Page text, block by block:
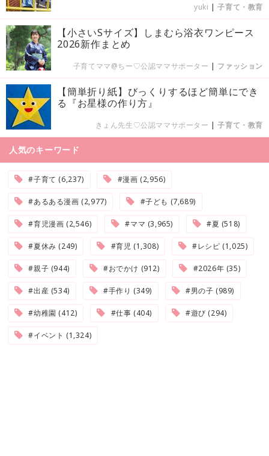
yuki |子育て・教育
【小さいSサイズ】しまむら浴衣ワンピース
2026新作まとめ
子育てママ@ちー♡公認ママサポーター | ファッション
【簡単折り紙】びっくりするほど簡単にでき
る『お星様の作り方』
きょん先生♡公認ママサポーター |子育て・教育
人気のキーワード
#子育て (6,237) #漫画 (2,956)
#あるある漫画 (2,977) #子ども (7,689)
#育児漫画 (2,546) #ママ (3,965) #夏 (518)
#夏休み (249) #育児 (1,308) #レシピ (1,025)
#親子 (944) #おでかけ (912) #2026年 (35)
#出産 (534) #手作り (349) #男の子 (989)
#幼稚園 (412) #仕事 (404) #遊び (294)
#イベント (1,324)